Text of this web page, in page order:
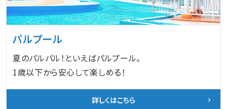
パルプール
夏のパルパル！といえばパルプール。
1歳以下から安心して楽しめる！
詳しくはこちら